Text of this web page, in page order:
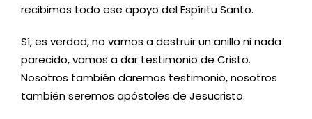
recibimos todo ese apoyo del Espíritu Santo.
Sí, es verdad, no vamos a destruir un anillo ni nada
parecido, vamos a dar testimonio de Cristo.
Nosotros también daremos testimonio, nosotros
también seremos apóstoles de Jesucristo.